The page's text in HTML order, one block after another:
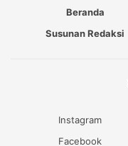
Beranda
Susunan Redaksi
Instagram
Facebook